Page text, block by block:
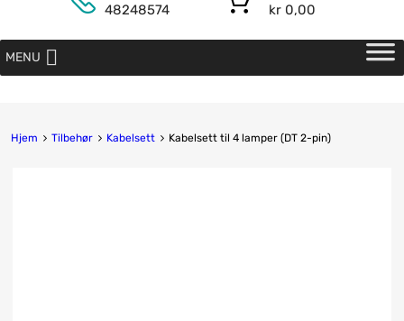
48248574 kr 0,00
MENU
Hjem Tilbehør Kabelsett Kabelsett til 4 lamper (DT 2-pin)